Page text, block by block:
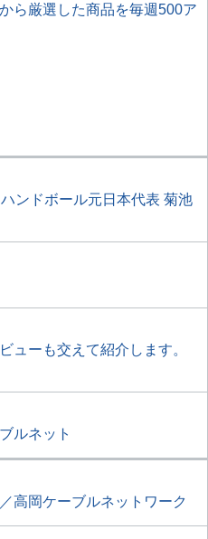
ら厳選した商品を毎週500ア
ンドボール元日本代表 菊池
ューも交えて紹介します。
ルネット
高岡ケーブルネットワーク